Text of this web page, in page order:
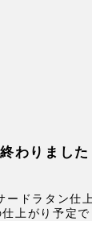
わりました
ドラタン
仕上がり予定